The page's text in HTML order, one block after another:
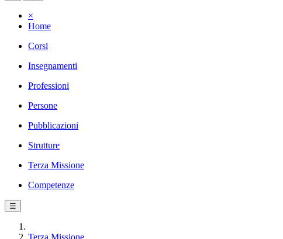
×
Home
Corsi
Insegnamenti
Professioni
Persone
Pubblicazioni
Strutture
Terza Missione
Competenze
☰
Terza Missione